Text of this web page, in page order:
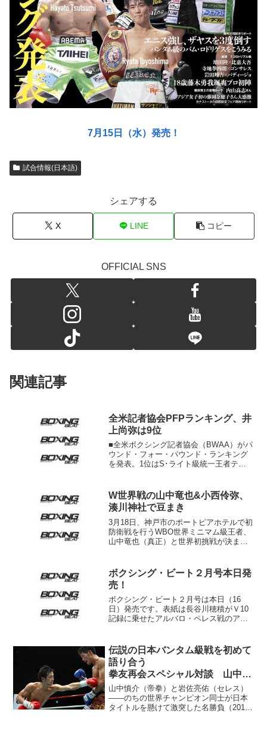
7月15日（水）発売！
試合情報(日本語)
シェアする
X LINE コピー
OFFICIAL SNS
関連記事
全米記者協会PFPランキング、井
上尚弥は9位
■全米ボクシング記者協会（BWAA）がパ
ウンド・フォー・パウンド・ランキング
を発表。1位はS･ライト級統一王者テレ
尚弥（大橋）が9位にランクされた。
BWAAは今後、...
W世界戦の山中竜也&小西伶弥、
湊川神社で豆まき
3月18日、神戸市のポートピアホテルで初
防衛戦を行うWBO世界ミニマム級王者、
山中竜也（真正）と世界初挑戦が決まっ
の節分祭で福豆をまいた。 正午前、日
置流石堂竹林...
ボクシング・ビート２月号本日発
売！
ボクシング・ビート２月号は本日（16
日）発売です。表紙は長谷川穂積がＶ10
記録に乗せたアルバロ・ペレス戦のアク
なった11日のダブル世界タイトル戦を特
報しているほか、お楽...
伝説の日本バンタム級戦を初めて
語り合う
拳友再会スペシャル対談 山中慎
介vs.岩佐亮佑
山中慎介（帝拳）と岩佐亮佑（セレス）
――のちの世界チャンピオン同士が日本
タイトルを懸けて激突した名勝負（2011